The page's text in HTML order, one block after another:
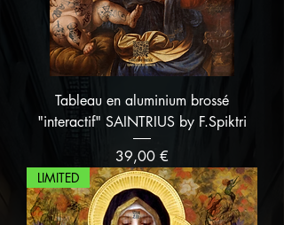
Tableau en aluminium brossé
"interactif" SAINTRIUS by F.Spiktri
Prix
39,00 €
LIMITED